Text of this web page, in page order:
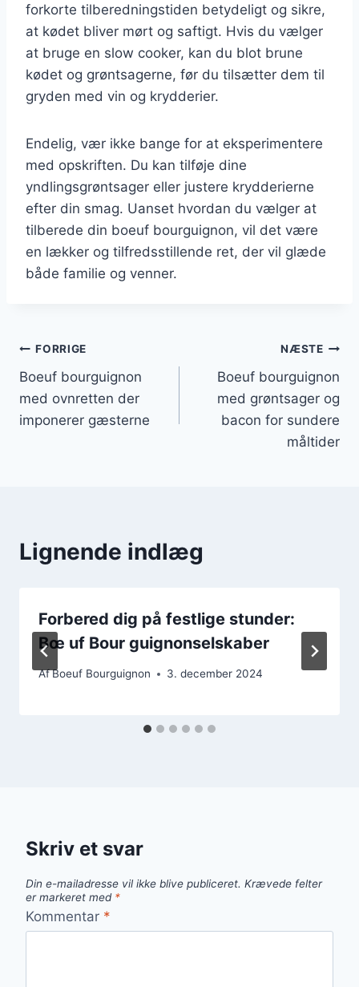
forkorte tilberedningstiden betydeligt og sikre,
at kødet bliver mørt og saftigt. Hvis du vælger
at bruge en slow cooker, kan du blot brune
kødet og grøntsagerne, før du tilsætter dem til
gryden med vin og krydderier.
Endelig, vær ikke bange for at eksperimentere
med opskriften. Du kan tilføje dine
yndlingsgrøntsager eller justere krydderierne
efter din smag. Uanset hvordan du vælger at
tilberede din boeuf bourguignon, vil det være
en lækker og tilfredsstillende ret, der vil glæde
både familie og venner.
Indlægsnavigation
FORRIGE
Boeuf bourguignon
med ovnretten der
imponerer gæsterne
NÆSTE
Boeuf bourguignon
med grøntsager og
bacon for sundere
måltider
Lignende indlæg
Forbered dig på festlige stunder:
Bœ uf Bour guignonselskaber
AfBoeuf Bourguignon 3. december 2024
Skriv et svar
Din e-mailadresse vil ikke blive publiceret. Krævede felter
er markeret med *
Kommentar *